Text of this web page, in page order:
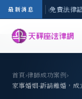
最新消息
-8/3(一) 現場免費法律
首頁›律師成功案例›
家事婚姻-訴請離婚，